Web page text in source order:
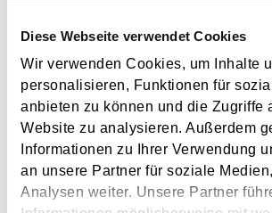
Diese Webseite verwendet Cookies
Wir verwenden Cookies, um Inhalte
personalisieren, Funktionen für
anbieten zu können und die Zugriffe
Website zu analysieren. Außerdem
Informationen zu Ihrer Verwendung
an unsere Partner für soziale
Analysen weiter. Unsere Partner
SUBMIT
Zur Newsletterabmeldung